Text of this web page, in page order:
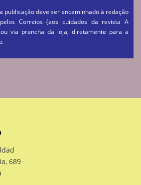
publicação deve ser encaminhado à redação
Correios (aos cuidados da revista A
via prancha da loja, diretamente para a
689